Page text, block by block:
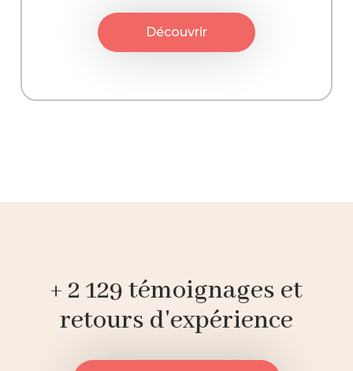
Découvrir
+ 2 129 témoignages et
retours d'expérience